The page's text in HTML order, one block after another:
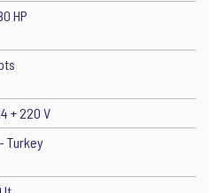
HP
+ 220 V
Turkey